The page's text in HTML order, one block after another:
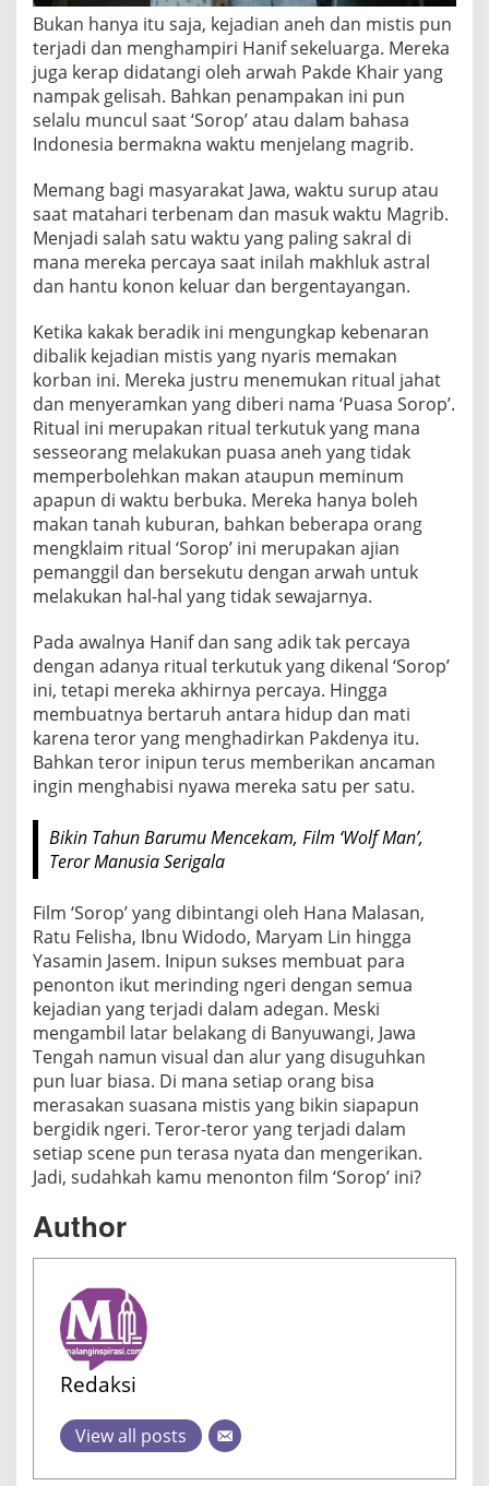
k
d
a
n
T
e
o
r
A
r
w
h
Bukan hanya itu saja, kejadian aneh dan mistis pun
terjadi dan menghampiri Hanif sekeluarga. Mereka
juga kerap didatangi oleh arwah Pakde Khair yang
nampak gelisah. Bahkan penampakan ini pun
selalu muncul saat ‘Sorop’ atau dalam bahasa
Indonesia bermakna waktu menjelang magrib.
Memang bagi masyarakat Jawa, waktu surup atau
saat matahari terbenam dan masuk waktu Magrib.
Menjadi salah satu waktu yang paling sakral di
mana mereka percaya saat inilah makhluk astral
dan hantu konon keluar dan bergentayangan.
Ketika kakak beradik ini mengungkap kebenaran
dibalik kejadian mistis yang nyaris memakan
korban ini. Mereka justru menemukan ritual jahat
dan menyeramkan yang diberi nama ‘Puasa Sorop’.
Ritual ini merupakan ritual terkutuk yang mana
sesseorang melakukan puasa aneh yang tidak
memperbolehkan makan ataupun meminum
apapun di waktu berbuka. Mereka hanya boleh
makan tanah kuburan, bahkan beberapa orang
mengklaim ritual ‘Sorop’ ini merupakan ajian
pemanggil dan bersekutu dengan arwah untuk
melakukan hal-hal yang tidak sewajarnya.
Pada awalnya Hanif dan sang adik tak percaya
dengan adanya ritual terkutuk yang dikenal ‘Sorop’
ini, tetapi mereka akhirnya percaya. Hingga
membuatnya bertaruh antara hidup dan mati
karena teror yang menghadirkan Pakdenya itu.
Bahkan teror inipun terus memberikan ancaman
ingin menghabisi nyawa mereka satu per satu.
Bikin Tahun Barumu Mencekam, Film ‘Wolf Man’,
Teror Manusia Serigala
Film ‘Sorop’ yang dibintangi oleh Hana Malasan,
Ratu Felisha, Ibnu Widodo, Maryam Lin hingga
Yasamin Jasem. Inipun sukses membuat para
penonton ikut merinding ngeri dengan semua
kejadian yang terjadi dalam adegan. Meski
mengambil latar belakang di Banyuwangi, Jawa
Tengah namun visual dan alur yang disuguhkan
pun luar biasa. Di mana setiap orang bisa
merasakan suasana mistis yang bikin siapapun
bergidik ngeri. Teror-teror yang terjadi dalam
setiap scene pun terasa nyata dan mengerikan.
Jadi, sudahkah kamu menonton film ‘Sorop’ ini?
Author
Redaksi
View all posts